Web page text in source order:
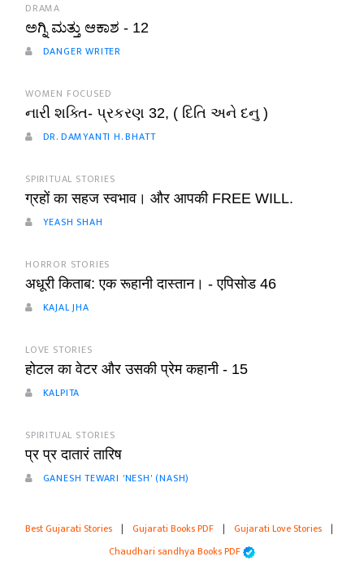
DRAMA
ಅಗ್ನಿ ಮತ್ತು ಆಕಾಶ - 12
DANGER WRITER
WOMEN FOCUSED
નારી શક્તિ- પ્રકરણ 32, ( દિતિ અને દનુ )
DR. DAMYANTI H. BHATT
SPIRITUAL STORIES
ग्रहों का सहज स्वभाव। और आपकी FREE WILL.
YEASH SHAH
HORROR STORIES
अधूरी किताब: एक रूहानी दास्तान। - एपिसोड 46
KAJAL JHA
LOVE STORIES
होटल का वेटर और उसकी प्रेम कहानी - 15
KALPITA
SPIRITUAL STORIES
प्र प्र दातारं तारिष
GANESH TEWARI 'NESH' (NASH)
Best Gujarati Stories | Gujarati Books PDF | Gujarati Love Stories |
Chaudhari sandhya Books PDF